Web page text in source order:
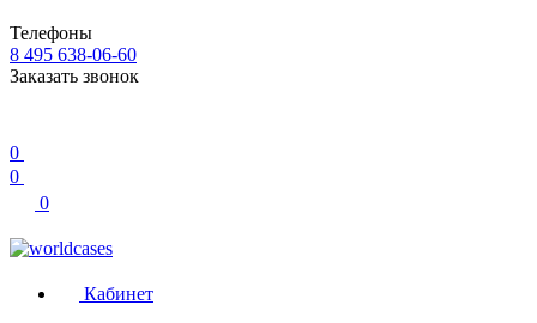
Телефоны
8 495 638-06-60
Заказать звонок
0
0
0
Кабинет